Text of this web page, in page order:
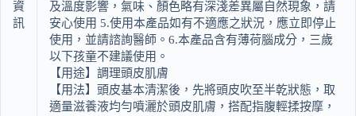
資
訊
及溫度影響，氣味、顏色略有深淺差異屬自然現象，請
安心使用 5.使用本產品如有不適應之狀況，應立即停止
使用，並請諮詢醫師。6.本產品含有薄荷腦成分，三歲
以下孩童不建議使用。
【用途】調理頭皮肌膚
【用法】頭皮基本清潔後，先將頭皮吹至半乾狀態，取
適量滋養液均勻噴灑於頭皮肌膚，搭配指腹輕揉按摩，